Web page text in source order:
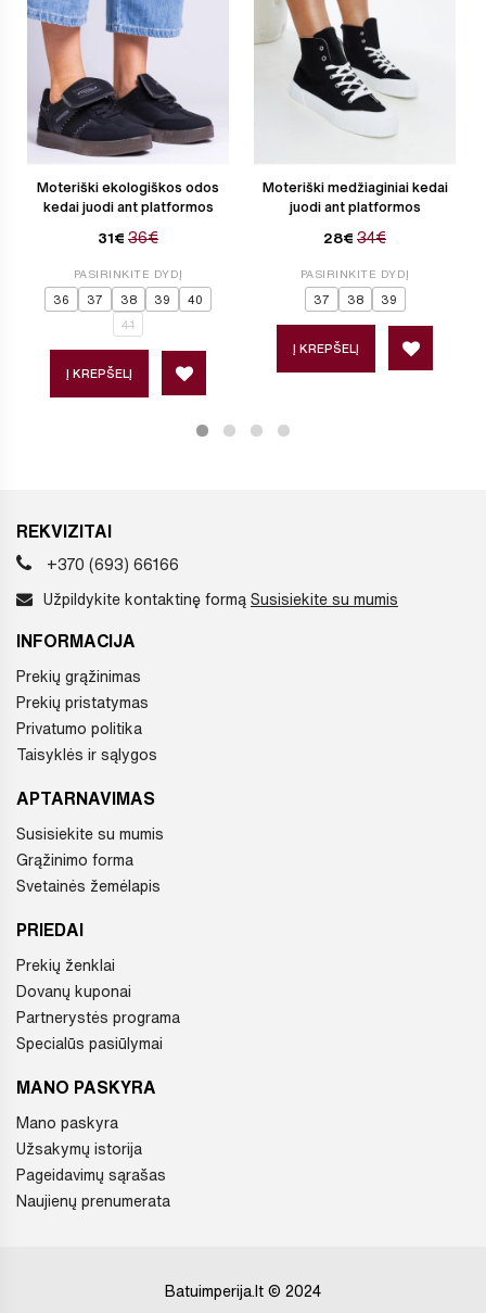
Moteriški ekologiškos odos
kedai juodi ant platformos
31€ 36€
PASIRINKITE DYDĮ
36 37 38 39 40
41
Į KREPŠELĮ
Moteriški medžiaginiai kedai
juodi ant platformos
28€ 34€
PASIRINKITE DYDĮ
37 38 39
Į KREPŠELĮ
REKVIZITAI
+370 (693) 66166
Užpildykite kontaktinę formą Susisiekite su mumis
INFORMACIJA
Prekių grąžinimas
Prekių pristatymas
Privatumo politika
Taisyklės ir sąlygos
APTARNAVIMAS
Susisiekite su mumis
Grąžinimo forma
Svetainės žemėlapis
PRIEDAI
Prekių ženklai
Dovanų kuponai
Partnerystės programa
Specialūs pasiūlymai
MANO PASKYRA
Mano paskyra
Užsakymų istorija
Pageidavimų sąrašas
Naujienų prenumerata
Batuimperija.lt © 2024